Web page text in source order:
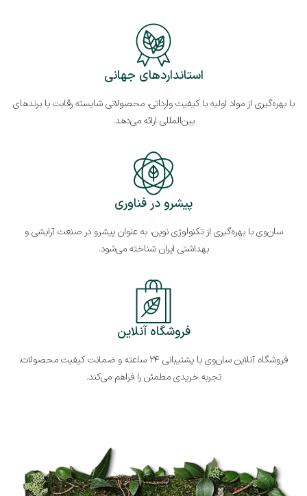
استانداردهای جهانی
با بهره‌گیری از مواد اولیه با کیفیت وارداتی، محصولاتی شایسته رقابت با برندهای
بین‌المللی ارائه می‌دهد.
پیشرو در فناوری
سان‌وی با بهره‌گیری از تکنولوژی‌ نوین، به عنوان پیشرو در صنعت آرایشی و
بهداشتی ایران شناخته می‌شود.
فروشگاه آنلاین
فروشگاه آنلاین سان‌وی با پشتیبانی ۲۴ ساعته و ضمانت کیفیت محصولات،
تجربه خریدی مطمئن را فراهم می‌کند.